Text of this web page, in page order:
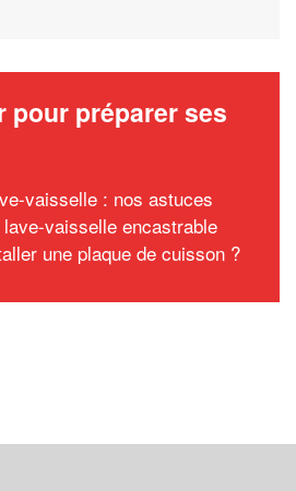
pour préparer ses
vaisselle : nos astuces
vaisselle encastrable
une plaque de cuisson ?